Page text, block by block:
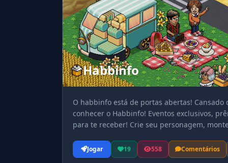
Habbinfo
O habbinfo está de portas abertas!
conhecer o Habbinfo! Eventos exclusivos,
para te receber! Crie seu personagem,
Jogar 19 558 Comentários